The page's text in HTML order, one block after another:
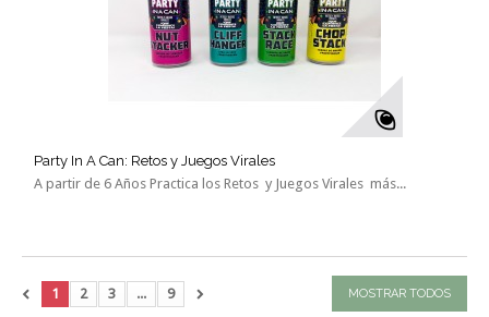
Party In A Can: Retos y Juegos Virales
A partir de 6 Años Practica los Retos y Juegos Virales más...
MOSTRAR TODOS
1 2 3 ... 9